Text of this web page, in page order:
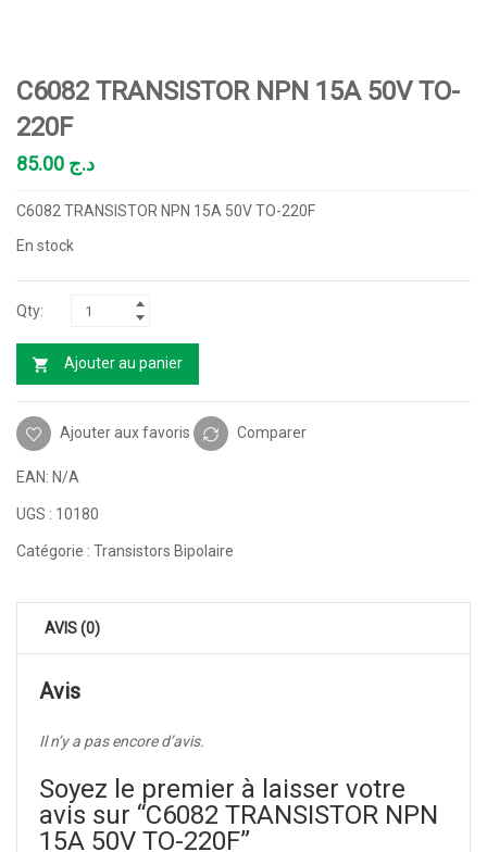
C6082 TRANSISTOR NPN 15A 50V TO-
220F
د.ج
C6082 TRANSISTOR NPN 15A 50V TO-220F
En stock
Ajouter au panier
Ajouter aux favoris Comparer
EAN: N/A
UGS : 10180
Catégorie : Transistors Bipolaire
AVIS (0)
Avis
Il n’y a pas encore d’avis.
Soyez le premier à laisser votre
avis sur “C6082 TRANSISTOR NPN
15A 50V TO-220F”